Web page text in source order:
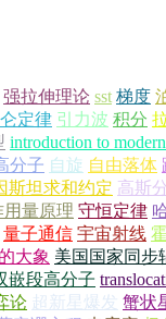
强拉伸理论 sst 梯度
定律 引力波 积分
introduction to
分子 自旋 自由落体
斯坦求和约定 高斯
量原理 守恒定律
量子通信 宇宙射线
大象 美国国家同步
嵌段高分子
论 超新星爆发 蟹状